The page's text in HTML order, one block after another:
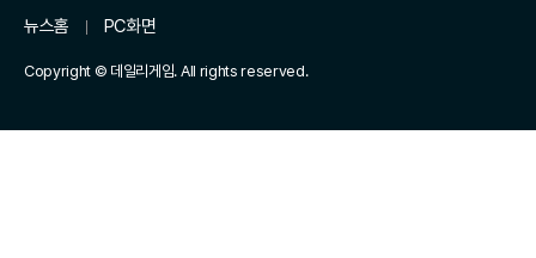
뉴스홈 PC화면
Copyright © 데일리게임. All rights reserved.